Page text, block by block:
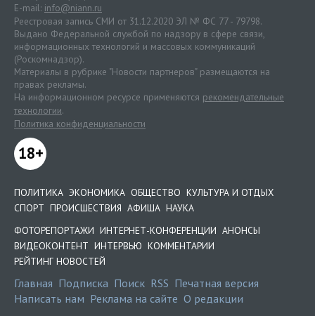
E-mail: info@niann.ru
Реестровая запись СМИ от 31.12.2020 ЭЛ № ФС 77 - 79798.
Выдано Федеральной службой по надзору в сфере связи,
информационных технологий и массовых коммуникаций
(Роскомнадзор).
Материалы в рубрике "Новости партнеров" размещаются на
правах рекламы.
На информационном ресурсе применяются рекомендательные
технологии.
Политика конфиденциальности
18+
ПОЛИТИКА ЭКОНОМИКА ОБЩЕСТВО КУЛЬТУРА И ОТДЫХ
СПОРТ ПРОИСШЕСТВИЯ АФИША НАУКА
ФОТОРЕПОРТАЖИ ИНТЕРНЕТ-КОНФЕРЕНЦИИ АНОНСЫ
ВИДЕОКОНТЕНТ ИНТЕРВЬЮ КОММЕНТАРИИ
РЕЙТИНГ НОВОСТЕЙ
Главная Подписка Поиск RSS Печатная версия
Написать нам Реклама на сайте О редакции